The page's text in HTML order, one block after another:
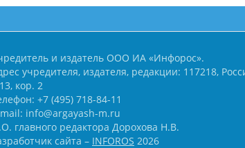
и издатель ООО ИА «Инфорос».
учредителя, издателя, редакции: 117218,
кор. 2
+7 (495) 718-84-11
info@argayash-m.ru
главного редактора Дорохова Н.В.
сайта – INFOROS 2026